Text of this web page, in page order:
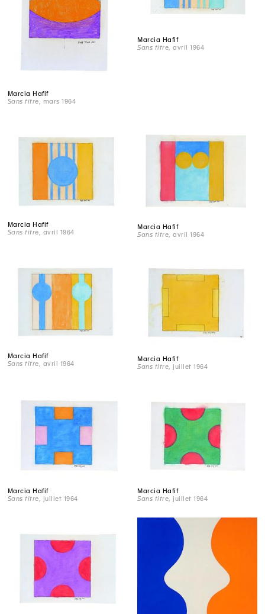
Marcia Hafif
Sans titre , mars 1964
Marcia Hafif
Sans titre , avril 1964
Marcia Hafif
Sans titre , avril 1964
Marcia Hafif
Sans titre , avril 1964
Marcia Hafif
Sans titre , avril 1964
Marcia Hafif
Sans titre , juillet 1964
Marcia Hafif
Sans titre , juillet 1964
Marcia Hafif
Sans titre , juillet 1964